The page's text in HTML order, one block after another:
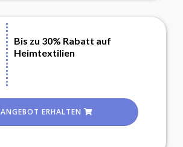
Bis zu 30% Rabatt auf
Heimtextilien
ANGEBOT ERHALTEN